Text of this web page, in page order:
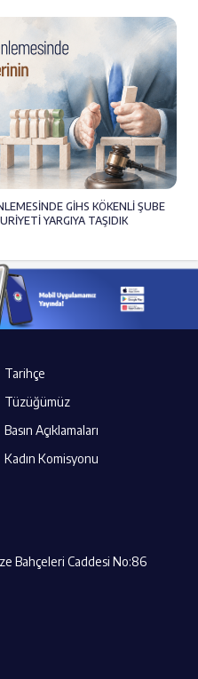
GİHS KÖKENLİ ŞUBE
YARGIYA TAŞIDIK
Tarihçe
Tüzüğümüz
Basın Açıklamaları
Kadın Komisyonu
Bahçeleri Caddesi No:86